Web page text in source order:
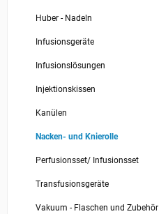
Huber - Nadeln
Infusionsgeräte
Infusionslösungen
Injektionskissen
Kanülen
Nacken- und Knierolle
Perfusionsset/ Infusionsset
Transfusionsgeräte
Vakuum - Flaschen und Zubehör